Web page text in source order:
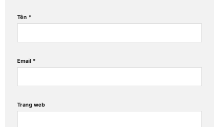
Tên *
Email *
Trang web